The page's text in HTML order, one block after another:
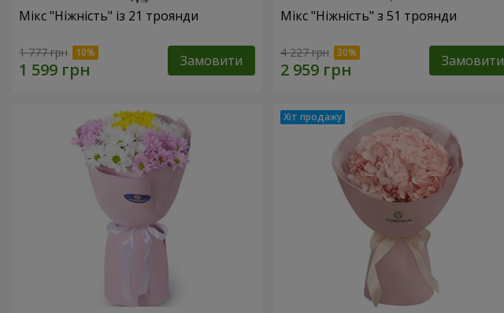
Мікс "Ніжність" із 21 троянди
1 777 грн Замовити
Мікс "Ніжність" з 51 троянди
4 227 грн Замовити